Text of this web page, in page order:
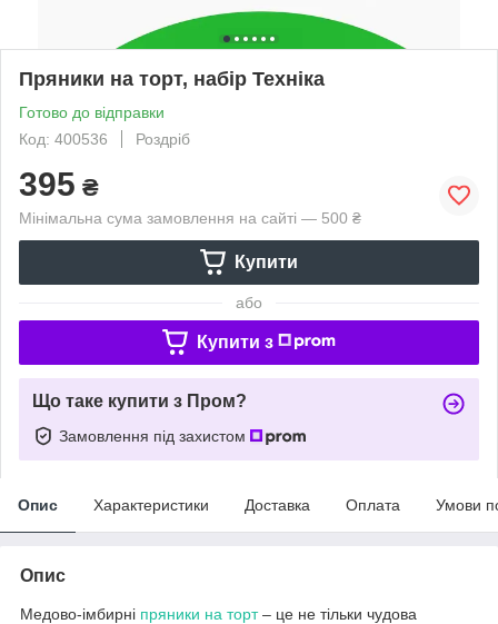
Пряники на торт, набір Техніка
Готово до відправки
Код: 400536
Роздріб
395 ₴
Мінімальна сума замовлення на сайті — 500 ₴
Купити
або
Купити з
Що таке купити з Пром?
Замовлення під захистом
Опис Характеристики Доставка Оплата Умови
Опис
Медово-імбирні пряники на торт– це не тільки чудова